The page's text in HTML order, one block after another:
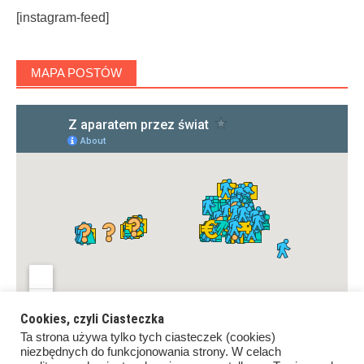
[instagram-feed]
MAPA POSTÓW
Cookies, czyli Ciasteczka
Ta strona używa tylko tych ciasteczek (cookies)
niezbędnych do funkcjonowania strony. W celach